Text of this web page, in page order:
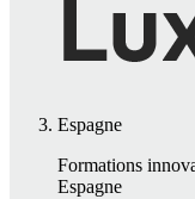
Espagne
Formations
Espagne